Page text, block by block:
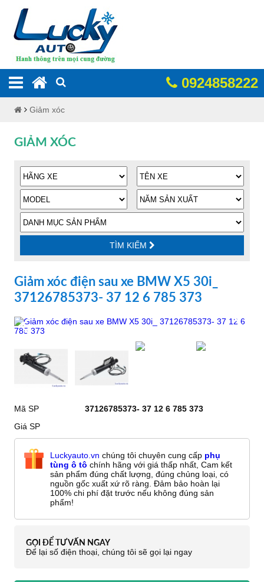
0924858222
Giảm xóc
GIẢM XÓC
TÌM KIẾM
Giảm xóc điện sau xe BMW X5 30i_
37126785373- 37 12 6 785 373
Mã SP
37126785373- 37 12 6 785 373
Giá SP
Luckyauto.vn chúng tôi chuyên cung cấp phụ
tùng ô tô chính hãng với giá thấp nhất, Cam kết
sản phẩm đúng chất lượng, đúng chủng loại, có
nguồn gốc xuất xứ rõ ràng. Đảm bảo hoàn lại
100% chi phí đặt trước nếu không đúng sản
phẩm!
GỌI ĐỂ TƯ VẤN NGAY
Để lại số điện thoại, chúng tôi sẽ gọi lại ngay